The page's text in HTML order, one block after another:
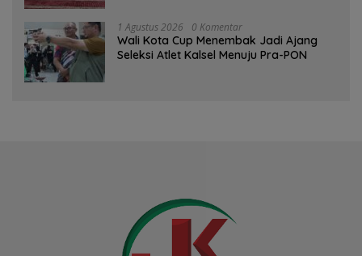
1 Agustus 2026 0 Komentar
Wali Kota Cup Menembak Jadi Ajang
Seleksi Atlet Kalsel Menuju Pra-PON